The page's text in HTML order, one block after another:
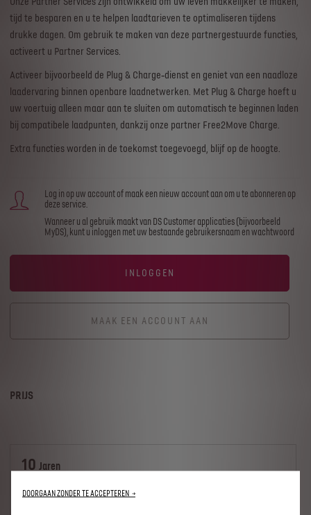
tijd te besparen en u te helpen laadtarieven te optimaliseren tijdens
drukke dagen. Om gebruik te maken van deze partnergestuurde functies,
activeert u Partner Services.
Activeer bijvoorbeeld de Plug & Charge‑dienst en geniet van een naadloze
laadervaring binnen openbare laadnetwerken. Met Plug & Charge hoeft u
uw voertuig alleen maar aan te sluiten om automatisch te beginnen laden
bij compatibele laadpunten, dankzij onze partner Free2Move Charge.
Extra functies worden in de toekomst toegevoegd, blijf op de hoogte.
Log in op uw account of maak een nieuw account aan om u te abonneren op
deze service.
Wanneer u al gebruik maakt van DS Customer applicaties (bijvoorbeeld
MyDS), kunt u inloggen met uw bestaande gebruikersnaam en wachtwoord
INLOGGEN
MAAK EEN ACCOUNT AAN
PRIJS
10 Jaren
inclusief
DOORGAAN ZONDER TE ACCEPTEREN →